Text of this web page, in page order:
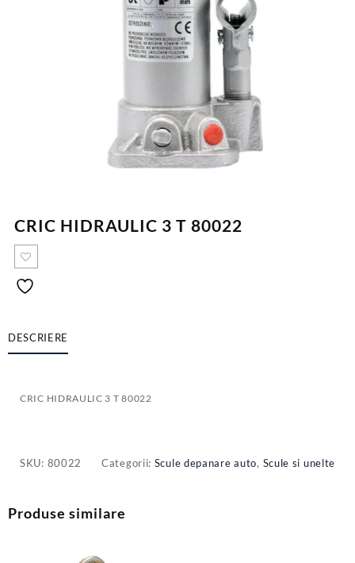
CRIC HIDRAULIC 3 T 80022
DESCRIERE
CRIC HIDRAULIC 3 T 80022
SKU: 80022 Categorii: Scule depanare auto, Scule si unelte
Produse similare